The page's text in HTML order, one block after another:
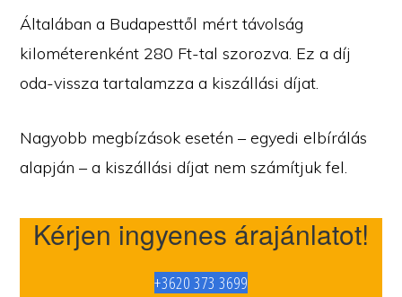
Általában a Budapesttől mért távolság
kilométerenként 280 Ft-tal szorozva. Ez a díj
oda-vissza tartalamzza a kiszállási díjat.
Nagyobb megbízások esetén – egyedi elbírálás
alapján – a kiszállási díjat nem számítjuk fel.
Kérjen ingyenes árajánlatot!
+3620 373 3699